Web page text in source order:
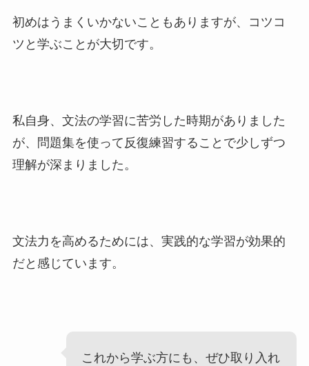
初めはうまくいかないこともありますが、コツコ
ツと学ぶことが大切です。
私自身、文法の学習に苦労した時期がありました
が、問題集を使って反復練習することで少しずつ
理解が深まりました。
文法力を高めるためには、実践的な学習が効果的
だと感じています。
これから学ぶ方にも、ぜひ取り入れ